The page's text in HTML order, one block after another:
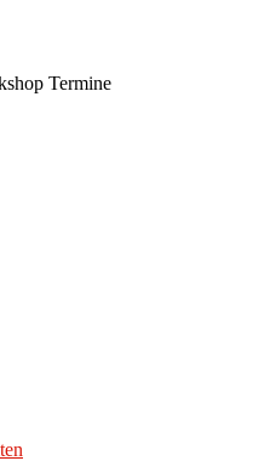
Termine